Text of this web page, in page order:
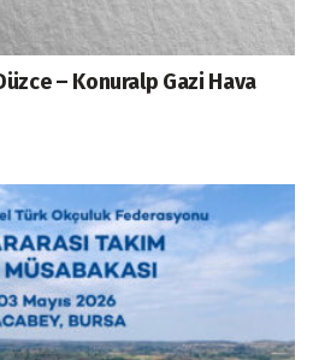
– Konuralp Gazi Hava